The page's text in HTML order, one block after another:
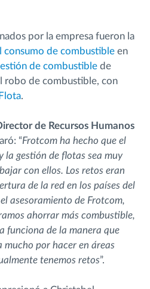
por la empresa fueron la
consumo de combustible en
de combustible de
robo de combustible, con
.
de Recursos Humanos
“Frotcom ha hecho que el
la gestión de flotas sea muy
con ellos. Los retos eran
de la red en los países del
asesoramiento de Frotcom,
ahorrar más combustible,
funciona de la manera que
mucho por hacer en áreas
tenemos retos”.